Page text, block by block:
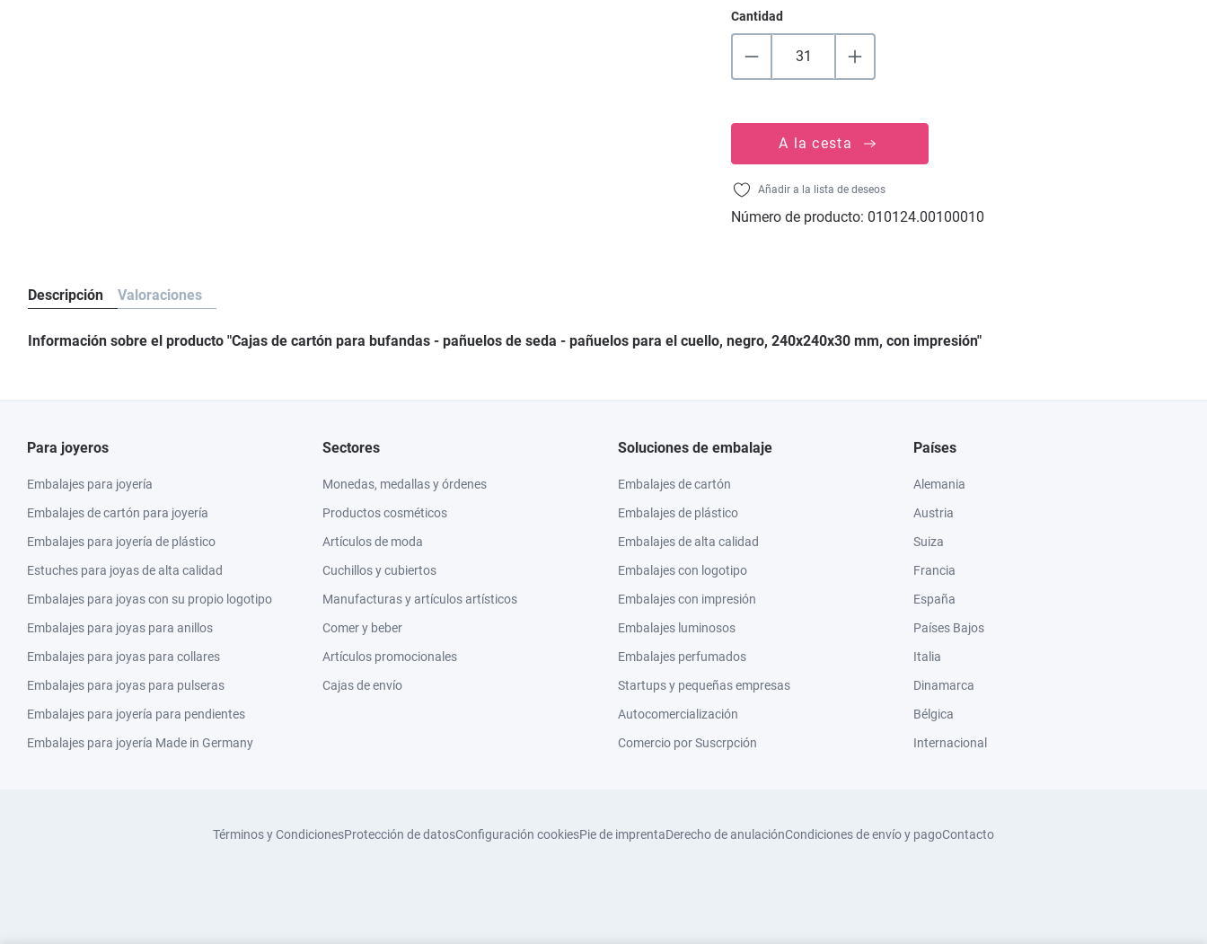
Cantidad
A la cesta
Añadir a la lista de deseos
Número de producto: 010124.00100010
Descripción Valoraciones
Información sobre el producto "Cajas de cartón para bufandas - pañuelos de seda - pañuelos para el cuello, negro, 240x240x30 mm, con impresión"
Para joyeros
Embalajes para joyería
Embalajes de cartón para joyería
Embalajes para joyería de plástico
Estuches para joyas de alta calidad
Embalajes para joyas con su propio logotipo
Embalajes para joyas para anillos
Embalajes para joyas para collares
Embalajes para joyas para pulseras
Embalajes para joyería para pendientes
Embalajes para joyería Made in Germany
Sectores
Monedas, medallas y órdenes
Productos cosméticos
Artículos de moda
Cuchillos y cubiertos
Manufacturas y artículos artísticos
Comer y beber
Artículos promocionales
Cajas de envío
Soluciones de embalaje
Embalajes de cartón
Embalajes de plástico
Embalajes de alta calidad
Embalajes con logotipo
Embalajes con impresión
Embalajes luminosos
Embalajes perfumados
Startups y pequeñas empresas
Autocomercialización
Comercio por Suscrpción
Países
Alemania
Austria
Suiza
Francia
España
Países Bajos
Italia
Dinamarca
Bélgica
Internacional
Términos y CondicionesProtección de datosConfiguración cookiesPie de imprentaDerecho de anulaciónCondiciones de envío y pagoContacto